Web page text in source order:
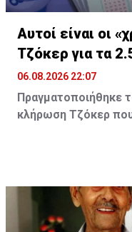
Αυτοί είναι οι
Τζόκερ για τα
06.08.2026 22:07
Πραγματοποιήθηκε
κλήρωση Τζόκερ
13, 1, 30, 7 και